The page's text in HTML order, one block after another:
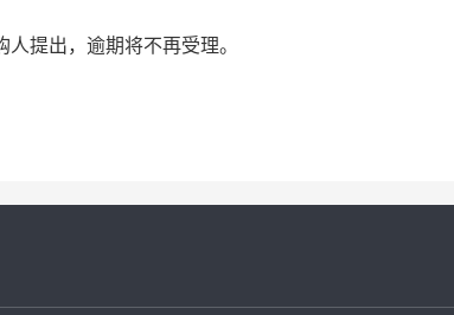
提出，逾期将不再受理。